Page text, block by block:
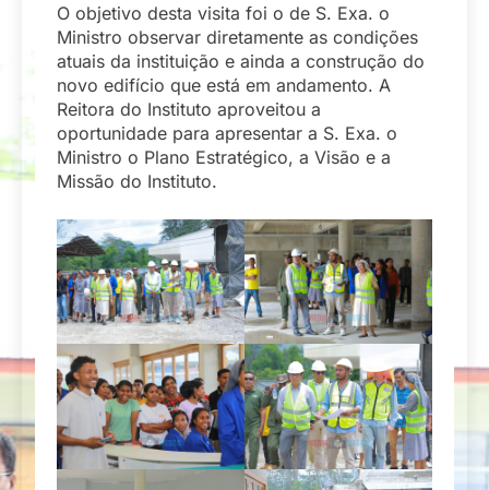
O objetivo desta visita foi o de S. Exa. o
Ministro observar diretamente as condições
atuais da instituição e ainda a construção do
novo edifício que está em andamento. A
Reitora do Instituto aproveitou a
oportunidade para apresentar a S. Exa. o
Ministro o Plano Estratégico, a Visão e a
Missão do Instituto.